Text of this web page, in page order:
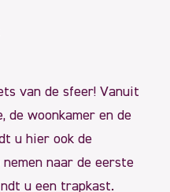
van de sfeer! Vanuit
de woonkamer en de
u hier ook de
naar de eerste
u een trapkast.